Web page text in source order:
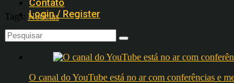
Contato
Login / Register
Tags: Notícias
Artigos Relacionados
O canal do YouTube está no ar com conferências e